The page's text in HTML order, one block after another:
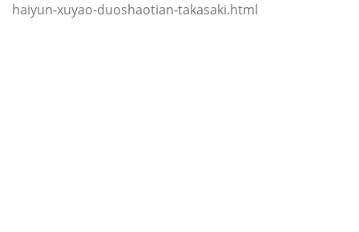
haiyun-xuyao-duoshaotian-takasaki.html